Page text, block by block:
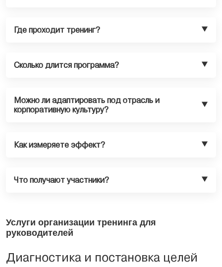
Где проходит тренинг?
Сколько длится программа?
Можно ли адаптировать под отрасль и
корпоративную культуру?
Как измеряете эффект?
Что получают участники?
Услуги организации тренинга для
руководителей
Диагностика и постановка целей